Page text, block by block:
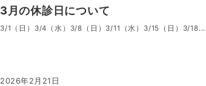
3月の休診日について
3/1（日）3/4（水）3/8（日）3/11（水）3/15（日）3/18...
2026年2月21日